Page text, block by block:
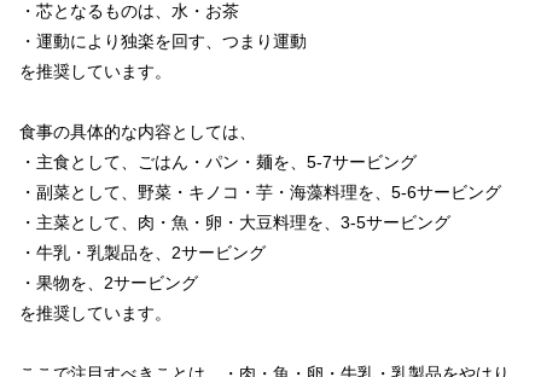
・芯となるものは、水・お茶
・運動により独楽を回す、つまり運動
を推奨しています。
食事の具体的な内容としては、
・主食として、ごはん・パン・麺を、5-7サービング
・副菜として、野菜・キノコ・芋・海藻料理を、5-6サービング
・主菜として、肉・魚・卵・大豆料理を、3-5サービング
・牛乳・乳製品を、2サービング
・果物を、2サービング
を推奨しています。